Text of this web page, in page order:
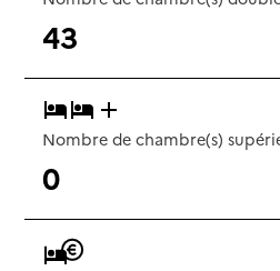
43
Nombre de chambre(s)
0